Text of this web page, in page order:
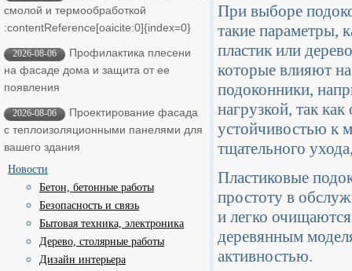
смолой и термообработкой ​
:contentReference[oaicite:0]{index=0}
2026-08-06
Профилактика плесени
на фасаде дома и защита от ее
появления
2026-08-06
Проектирование фасада
с теплоизоляционными панелями для
вашего здания
Новости
Бетон, бетонные работы
Безопасность и связь
Бытовая техника, электроника
Дерево, столярные работы
Дизайн интерьера
При выборе
такие параметры,
пластик или
которые влияют
подоконники,
нагрузкой, так
устойчивостью к
тщательного
Пластиковые
простоту в
и легко
деревянным
активностью.